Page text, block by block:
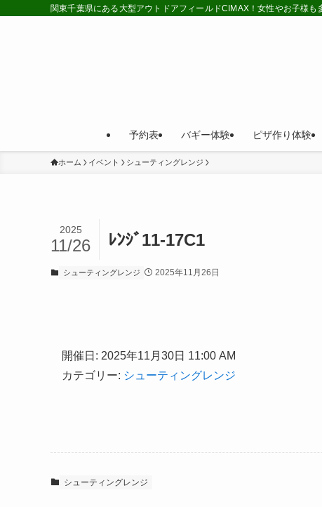
関東千葉県にある大型アウトドアフィールドCIMAX！女性やお子様
予約表 バギー体験 ピザ作り体験
ホーム イベント シューティングレンジ
ﾚﾝｼﾞ11-17C1
2025
11/26
シューティングレンジ 2025年11月26日
開催日: 2025年11月30日 11:00 AM
カテゴリー: シューティングレンジ
シューティングレンジ